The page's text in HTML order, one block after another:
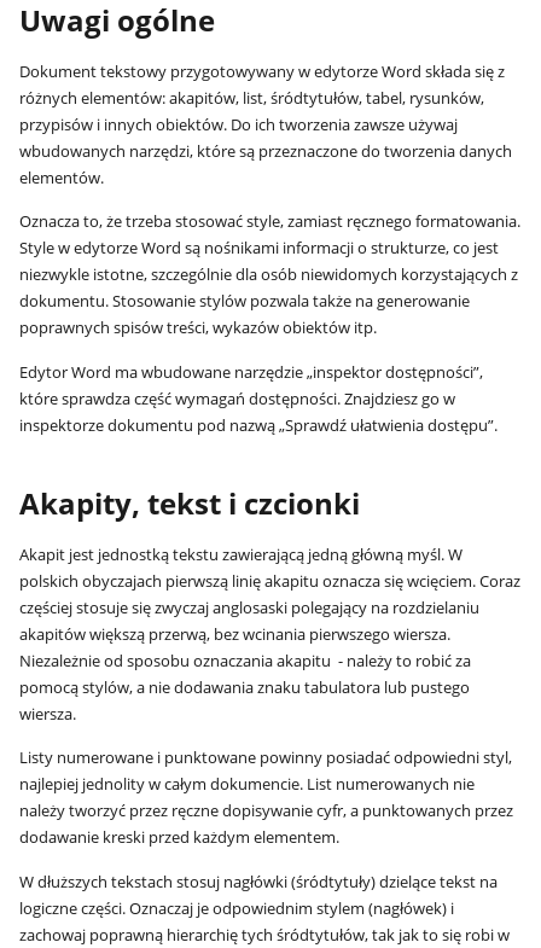
Uwagi ogólne
Dokument tekstowy przygotowywany w edytorze Word składa się z
różnych elementów: akapitów, list, śródtytułów, tabel, rysunków,
przypisów i innych obiektów. Do ich tworzenia zawsze używaj
wbudowanych narzędzi, które są przeznaczone do tworzenia danych
elementów.
Oznacza to, że trzeba stosować style, zamiast ręcznego formatowania.
Style w edytorze Word są nośnikami informacji o strukturze, co jest
niezwykle istotne, szczególnie dla osób niewidomych korzystających z
dokumentu. Stosowanie stylów pozwala także na generowanie
poprawnych spisów treści, wykazów obiektów itp.
Edytor Word ma wbudowane narzędzie „inspektor dostępności”,
które sprawdza część wymagań dostępności. Znajdziesz go w
inspektorze dokumentu pod nazwą „Sprawdź ułatwienia dostępu”.
Akapity, tekst i czcionki
Akapit jest jednostką tekstu zawierającą jedną główną myśl. W
polskich obyczajach pierwszą linię akapitu oznacza się wcięciem. Coraz
częściej stosuje się zwyczaj anglosaski polegający na rozdzielaniu
akapitów większą przerwą, bez wcinania pierwszego wiersza.
Niezależnie od sposobu oznaczania akapitu - należy to robić za
pomocą stylów, a nie dodawania znaku tabulatora lub pustego
wiersza.
Listy numerowane i punktowane powinny posiadać odpowiedni styl,
najlepiej jednolity w całym dokumencie. List numerowanych nie
należy tworzyć przez ręczne dopisywanie cyfr, a punktowanych przez
dodawanie kreski przed każdym elementem.
W dłuższych tekstach stosuj nagłówki (śródtytuły) dzielące tekst na
logiczne części. Oznaczaj je odpowiednim stylem (nagłówek) i
zachowaj poprawną hierarchię tych śródtytułów, tak jak to się robi w